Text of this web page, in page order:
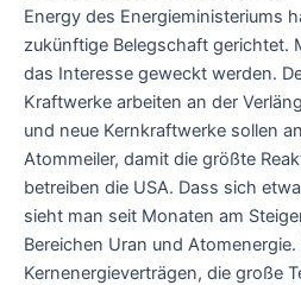
Energy des Energieministeriums
zukünftige Belegschaft gerichtet.
das Interesse geweckt werden.
Kraftwerke arbeiten an der
und neue Kernkraftwerke sollen
Atommeiler, damit die größte
betreiben die USA. Dass sich
sieht man seit Monaten am
Bereichen Uran und
Kernenergieverträgen, die große